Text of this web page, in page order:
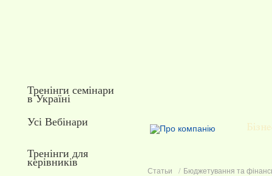
Тренінги семінари
в Україні
Усі Вебінари
Тренінги для
керівників
Статьи Бюджетування та